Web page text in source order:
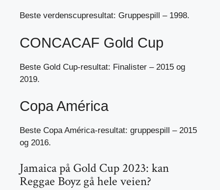
Beste verdenscupresultat: Gruppespill – 1998.
CONCACAF Gold Cup
Beste Gold Cup-resultat: Finalister – 2015 og
2019.
Copa América
Beste Copa América-resultat: gruppespill – 2015
og 2016.
Jamaica på Gold Cup 2023: kan
Reggae Boyz gå hele veien?